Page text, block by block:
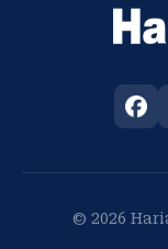
© 2026